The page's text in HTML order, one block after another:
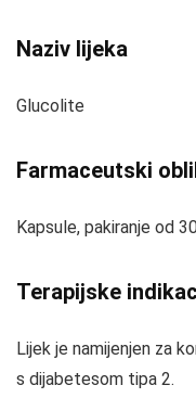
Naziv lijeka
Glucolite
Farmaceutski
Kapsule, pakiranje od
Terapijske
Lijek je namijenjen za
s dijabetesom tipa 2.